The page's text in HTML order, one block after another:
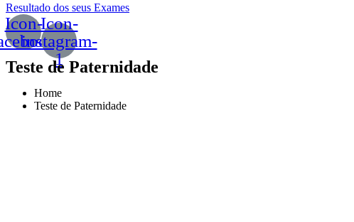
Resultado dos seus Exames
Icon-Icon-
instagram-
1
Teste de Paternidade
Home
Teste de Paternidade